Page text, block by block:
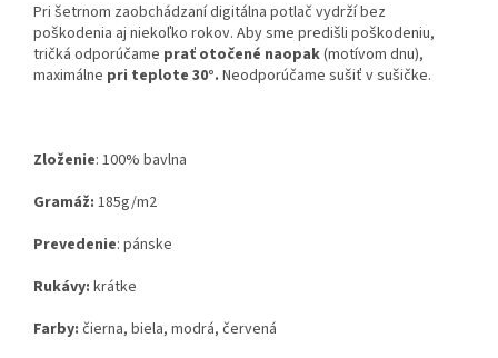
Pri šetrnom zaobchádzaní digitálna potlač vydrží bez
poškodenia aj niekoľko rokov. Aby sme predišli poškodeniu,
tričká odporúčame prať otočené naopak(motívom dnu),
maximálne pri teplote 30°. Neodporúčame sušiť v sušičke.
Zloženie: 100% bavlna
Gramáž: 185g/m2
Prevedenie: pánske
Rukávy: krátke
Farby: čierna, biela, modrá, červená